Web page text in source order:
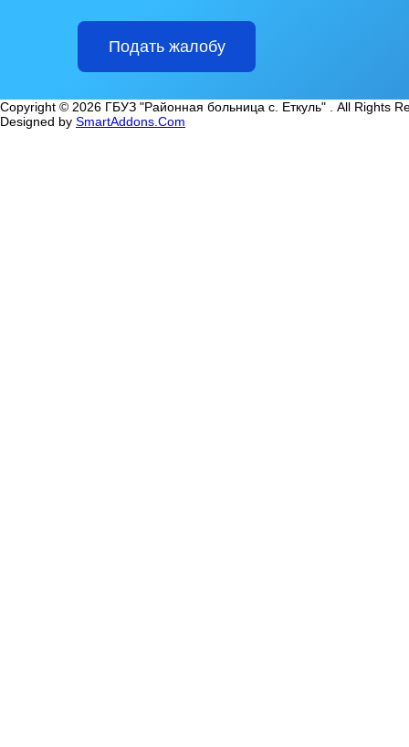
Подать жалобу
Copyright © 2026 ГБУЗ "Районная больница с. Еткуль" . All Rights
Designed by SmartAddons.Com